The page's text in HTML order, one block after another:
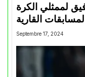
لممثلي الكرة
Septembre 17, 2024